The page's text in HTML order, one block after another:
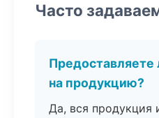
Часто
на продукцию?
Да, вся продукция